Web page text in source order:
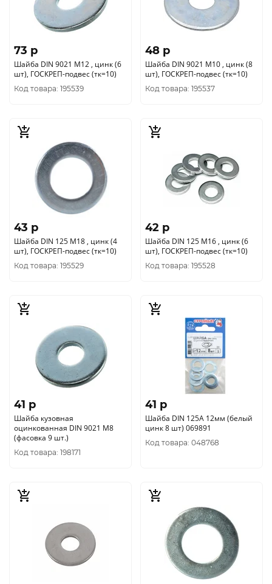
73 p
Шайба DIN 9021 М12 , цинк (6
шт), ГОСКРЕП-подвес (тк=10)
Код товара: 195539
48 p
Шайба DIN 9021 М10 , цинк (8
шт), ГОСКРЕП-подвес (тк=10)
Код товара: 195537
43 p
Шайба DIN 125 М18 , цинк (4
шт), ГОСКРЕП-подвес (тк=10)
Код товара: 195529
42 p
Шайба DIN 125 М16 , цинк (6
шт), ГОСКРЕП-подвес (тк=10)
Код товара: 195528
41 p
Шайба кузовная
оцинкованная DIN 9021 М8
(фасовка 9 шт.)
Код товара: 198171
41 p
Шайба DIN 125A 12мм (белый
цинк 8 шт) 069891
Код товара: 048768